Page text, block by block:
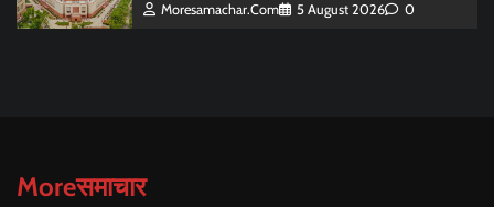
Moresamachar.com 5 August 2026 0
Moreसमाचार